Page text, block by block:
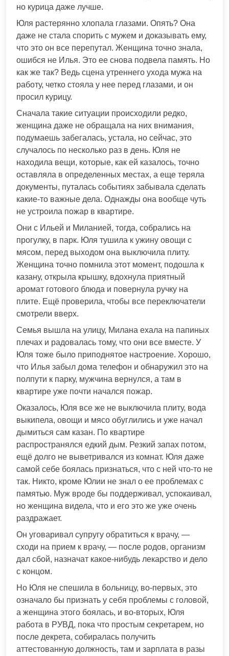
но курица даже лучше.
Юля растерянно хлопала глазами. Опять? Она
даже не стала спорить с мужем и доказывать ему,
что это он все перепутал. Женщина точно знала,
ошибся не Илья. Это ее снова подвела память. Но
как же так? Ведь сцена утреннего ухода мужа на
работу, четко стояла у нее перед глазами, и он
просил курицу.
Сначала такие ситуации происходили редко,
женщина даже не обращала на них внимания,
подумаешь забегалась, устала, но сейчас, это
случалось по несколько раз в день. Юля не
находила вещи, которые, как ей казалось, точно
оставляла в определенных местах, а еще теряла
документы, путалась событиях забывала сделать
какие-то важные дела. Однажды она вообще чуть
не устроила пожар в квартире.
Они с Ильей и Миланией, тогда, собрались на
прогулку, в парк. Юля тушила к ужину овощи с
мясом, перед выходом она выключила плиту.
Женщина точно помнила этот момент, подошла к
казану, открыла крышку, вдохнула приятный
аромат готового блюда и повернула ручку на
плите. Ещё проверила, чтобы все переключатели
смотрели вверх.
Семья вышла на улицу, Милана ехала на папиных
плечах и радовалась тому, что они все вместе. У
Юля тоже было приподнятое настроение. Хорошо,
что Илья забыл дома телефон и обнаружил это на
полпути к парку, мужчина вернулся, а там в
квартире уже почти начался пожар.
Оказалось, Юля все же не выключила плиту, вода
выкипела, овощи и мясо обуглились и уже начал
дымиться сам казан. По квартире
распространялся едкий дым. Резкий запах потом,
ещё долго не выветривался из комнат. Юля даже
самой себе боялась признаться, что с ней что-то не
так. Никто, кроме Юлии не знал о ее проблемах с
памятью. Муж вроде бы поддерживал, успокаивал,
но женщина видела, что и его это же уже очень
раздражает.
Он уговаривал супругу обратиться к врачу, —
сходи на прием к врачу, — после родов, организм
дал сбой, назначат какое-нибудь лекарство и дело
с концом.
Но Юля не спешила в больницу, во-первых, это
означало бы признать у себя проблемы с головой,
а женщина этого боялась, и во-вторых, Юля
работа в РУВД, пока что простым секретарем, но
после декрета, собиралась получить
аттестованную должность, там и зарплата в разы